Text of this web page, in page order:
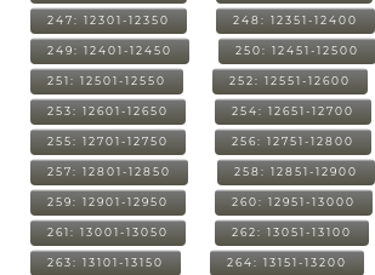
247: 12301-12350 248: 12351-12400
249: 12401-12450 250: 12451-12500
251: 12501-12550 252: 12551-12600
253: 12601-12650 254: 12651-12700
255: 12701-12750 256: 12751-12800
257: 12801-12850 258: 12851-12900
259: 12901-12950 260: 12951-13000
261: 13001-13050 262: 13051-13100
263: 13101-13150 264: 13151-13200